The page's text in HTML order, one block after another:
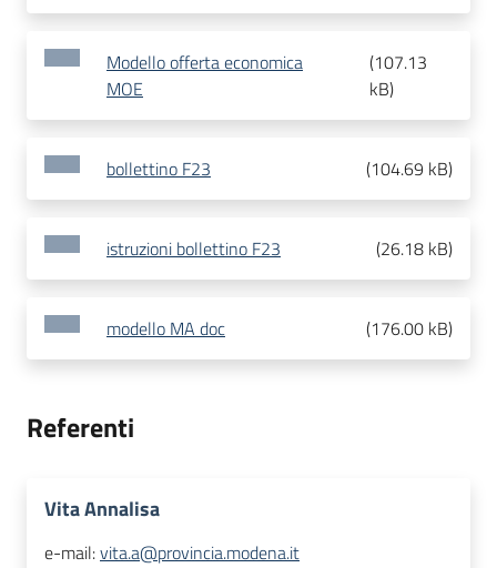
Modello offerta economica
MOE
(107.13
kB)
bollettino F23 (104.69 kB)
istruzioni bollettino F23 (26.18 kB)
modello MA doc (176.00 kB)
Referenti
Vita Annalisa
e-mail:vita.a@provincia.modena.it